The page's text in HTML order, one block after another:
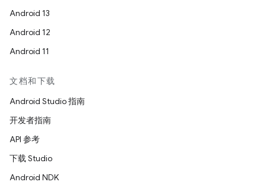
Android 13
Android 12
Android 11
文档和下载
Android Studio 指南
开发者指南
API 参考
下载 Studio
Android NDK